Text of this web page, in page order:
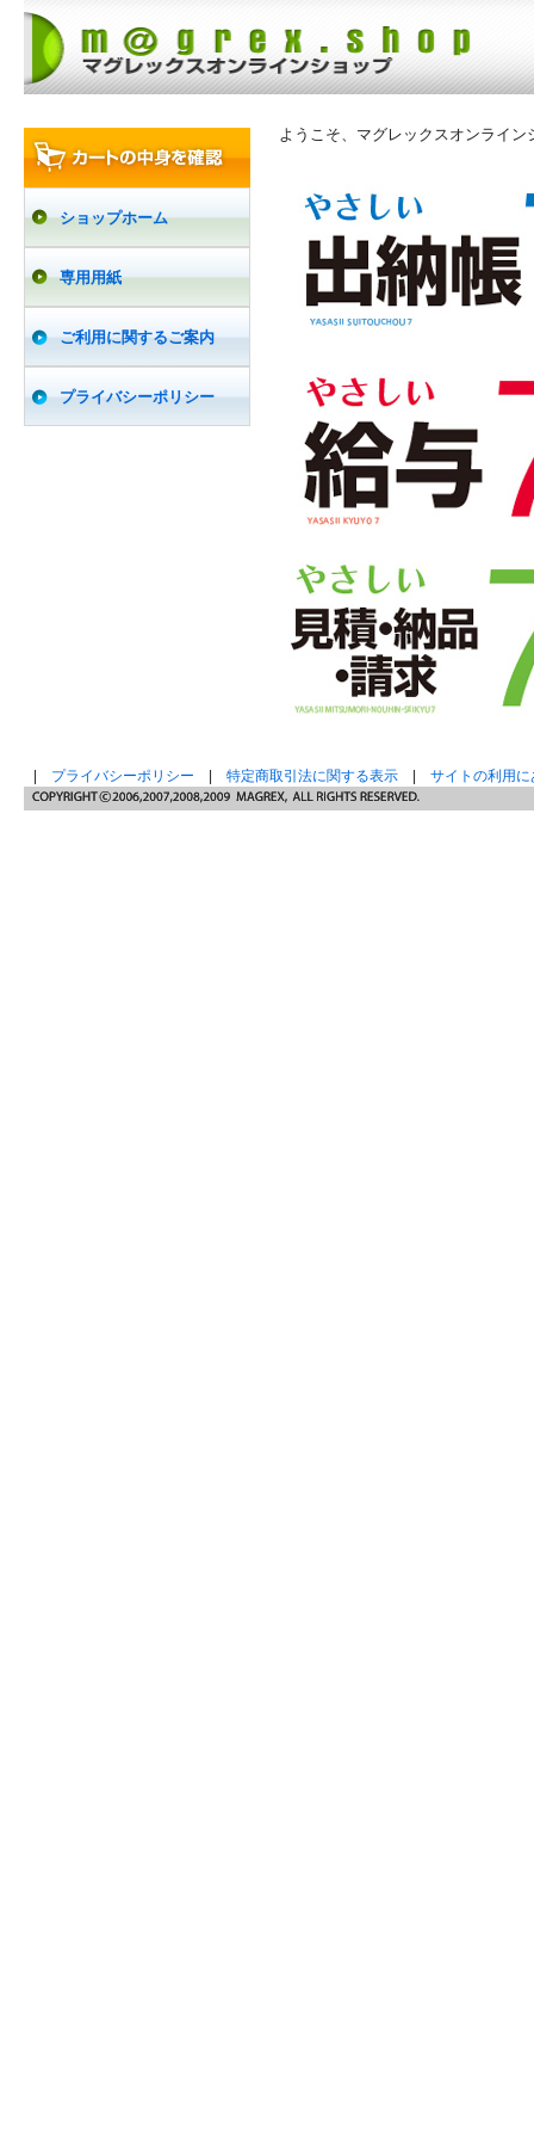
ショップホーム
専用用紙
ご利用に関するご案内
プライバシーポリシー
ようこそ、マグレックスオンライン
プライバシーポリシー 特定商取引法に関する表示 サイトの利用に